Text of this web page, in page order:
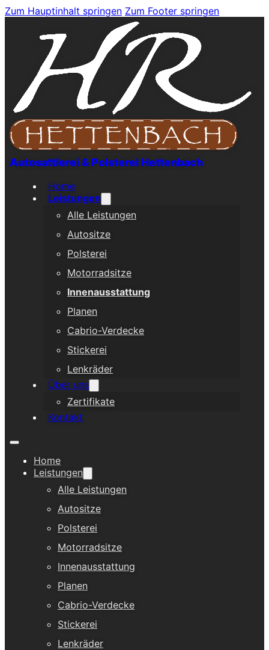
Zum Hauptinhalt springen Zum Footer springen
Autosattlerei & Polsterei Hettenbach
Home
Leistungen
Alle Leistungen
Autositze
Polsterei
Motorradsitze
Innenausstattung
Planen
Cabrio-Verdecke
Stickerei
Lenkräder
Über uns
Zertifikate
Kontakt
Home
Leistungen
Alle Leistungen
Autositze
Polsterei
Motorradsitze
Innenausstattung
Planen
Cabrio-Verdecke
Stickerei
Lenkräder